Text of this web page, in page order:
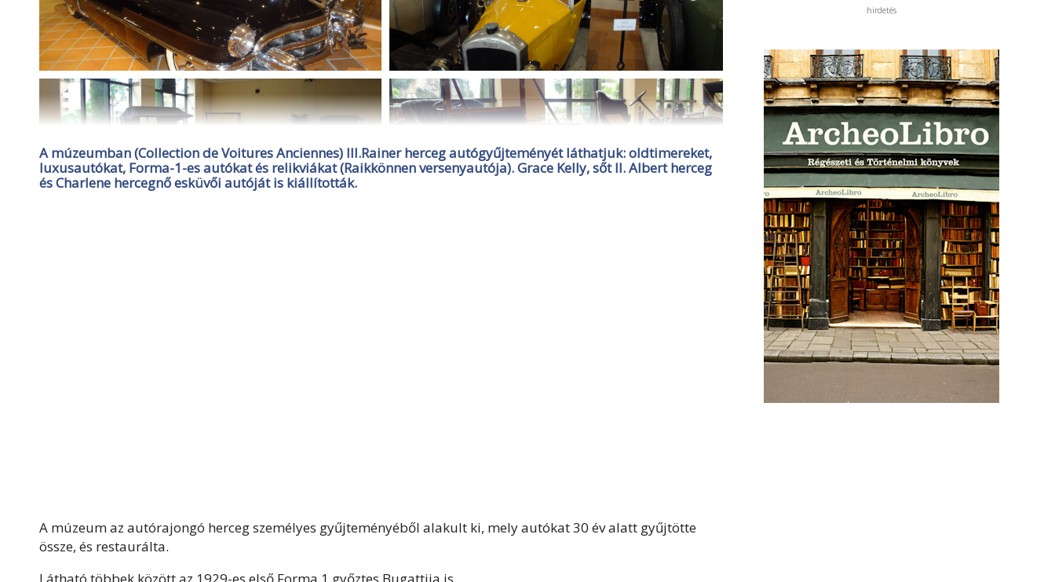
A múzeumban (Collection de Voitures Anciennes) III.Rainer herceg autógyűjteményét láthatjuk: oldtimereket,
luxusautókat, Forma-1-es autókat és relikviákat (Raikkönnen versenyautója). Grace Kelly, sőt II. Albert herceg
és Charlene hercegnő esküvői autóját is kiállították.
A múzeum az autórajongó herceg személyes gyűjteményéből alakult ki, mely autókat 30 év alatt gyűjtötte
össze, és restaurálta.
hirdetés